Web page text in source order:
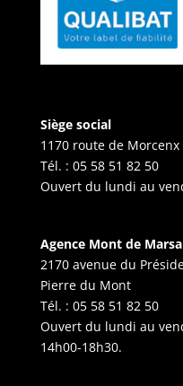
Siège social
1170 route de Morcenx
Tél. : 05 58 51 82 50
Ouvert du lundi au
Agence Mont de
2170 avenue du
Pierre du Mont
Tél. : 05 58 51 82 50
Ouvert du lundi au
14h00-18h30.